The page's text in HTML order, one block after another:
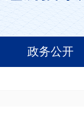
政务公开